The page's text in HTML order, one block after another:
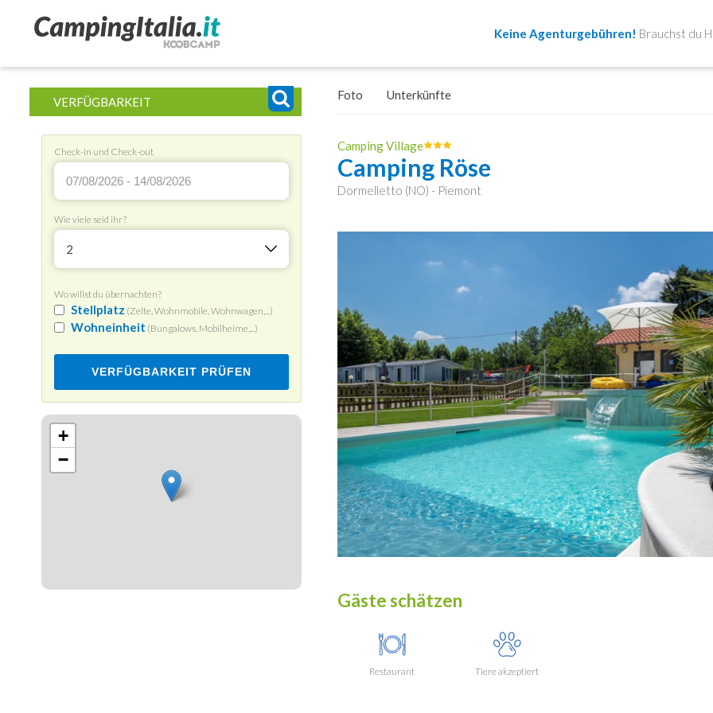
Keine Agenturgebühren! Brauchst du
VERFÜGBARKEIT
Check-in und Check-out
Wie viele seid ihr?
2
Wo willst du übernachten?
Stellplatz (Zelte, Wohnmobile, Wohnwagen,...)
Wohneinheit (Bungalows, Mobilheime,...)
VERFÜGBARKEIT PRÜFEN
+
−
Foto Unterkünfte
Camping Village
Camping Röse
Dormelletto (NO) - Piemont
Gäste schätzen
Restaurant Tiere akzeptiert